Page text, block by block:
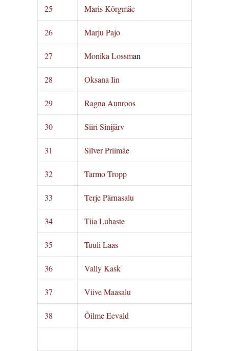
25 Maris Kõrgmäe
26 Marju Pajo
27 Monika Lossman
28 Oksana Iin
29 Ragna Aunroos
30 Siiri Sinijärv
31 Silver Priimäe
32 Tarmo Tropp
33 Terje Pärnasalu
34 Tiia Luhaste
35 Tuuli Laas
36 Vally Kask
37 Viive Maasalu
38 Õilme Eevald